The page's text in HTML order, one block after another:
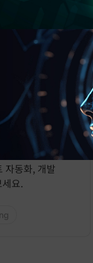
AI 활용: Qodo 의
자동화, 개발
요.